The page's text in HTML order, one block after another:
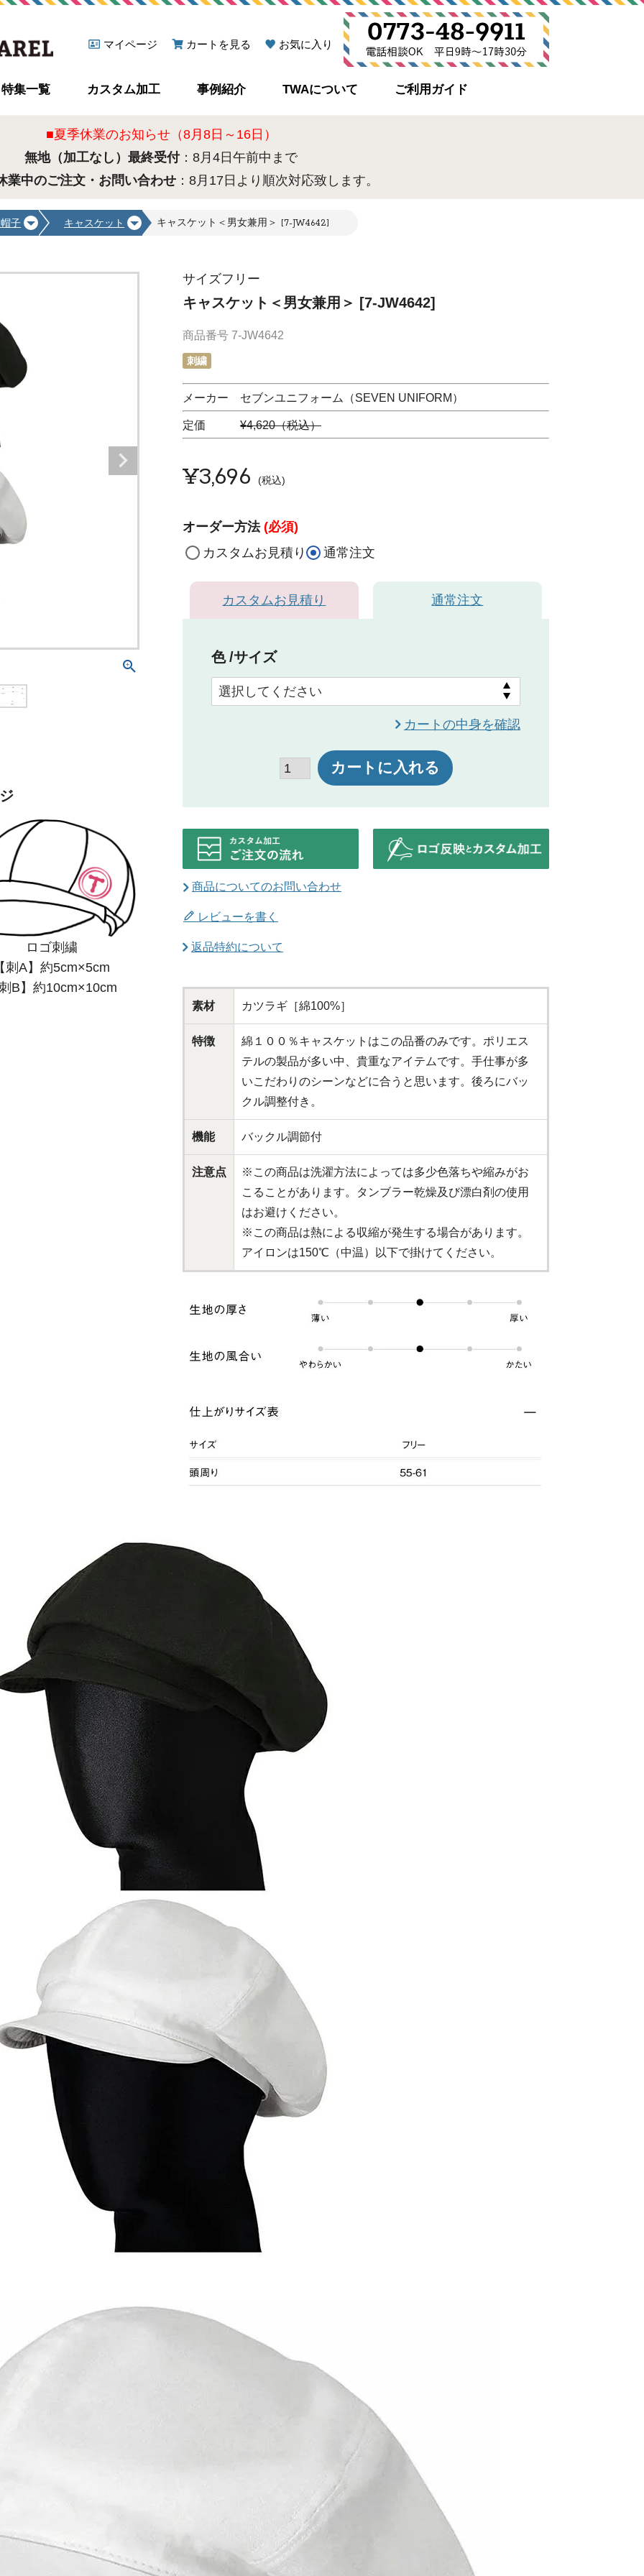
マイページ
カートを見る お気に入り
特集一覧 カスタム加工 事例紹介 TWAについて ご利用ガイド
■夏季休業のお知らせ（8月8日～16日）
無地（加工なし）最終受付：8月4日午前中まで
業中のご注文・お問い合わせ ：8月17日より順次対応致します。
子 キャスケット キャスケット＜男女兼用＞ [7-JW4642]
サイズフリー
キャスケット＜男女兼用＞ [7-JW4642]
商品番号 7-JW4642
刺繍
メーカー セブンユニフォーム（SEVEN UNIFORM）
定価 ¥4,620（税込）
¥3,696 税込
オーダー方法 (必須)
カスタムお見積り
通常注文
カスタムお見積り 通常注文
色 サイズ
カートの中身を確認
カートに入れる
商品についてのお問い合わせ
レビューを書く
返品特約について
素材 カツラギ［綿100%］
特徴
綿１００％キャスケットはこの品番のみです。ポリエス
テルの製品が多い中、貴重なアイテムです。手仕事が多
いこだわりのシーンなどに合うと思います。後ろにバッ
クル調整付き。
機能 バックル調節付
注意点
※この商品は洗濯方法によっては多少色落ちや縮みがお
こることがあります。タンブラー乾燥及び漂白剤の使用
はお避けください。
※この商品は熱による収縮が発生する場合があります。
アイロンは150℃（中温）以下で掛けてください。
ロゴ刺繍
【刺A】約5cm×5cm
刺B】約10cm×10cm